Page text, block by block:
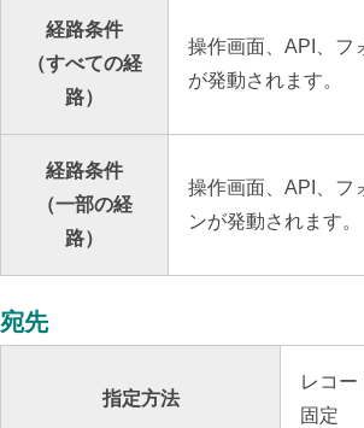
経路条件
（すべての経
路）
操作画面、API、フ
が発動されます。
経路条件
（一部の経
路）
操作画面、API、フ
ンが発動されます。
宛先
指定方法
レコー
固定